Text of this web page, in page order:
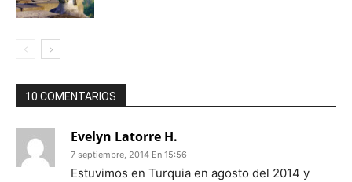
10 COMENTARIOS
Evelyn Latorre H.
7 septiembre, 2014 En 15:56
Estuvimos en Turquia en agosto del 2014 y